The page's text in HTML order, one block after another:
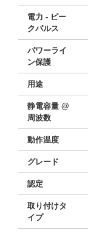
電力 - ピー
クパルス
パワーライ
ン保護
用途
静電容量 @
周波数
動作温度
グレード
認定
取り付けタ
イプ